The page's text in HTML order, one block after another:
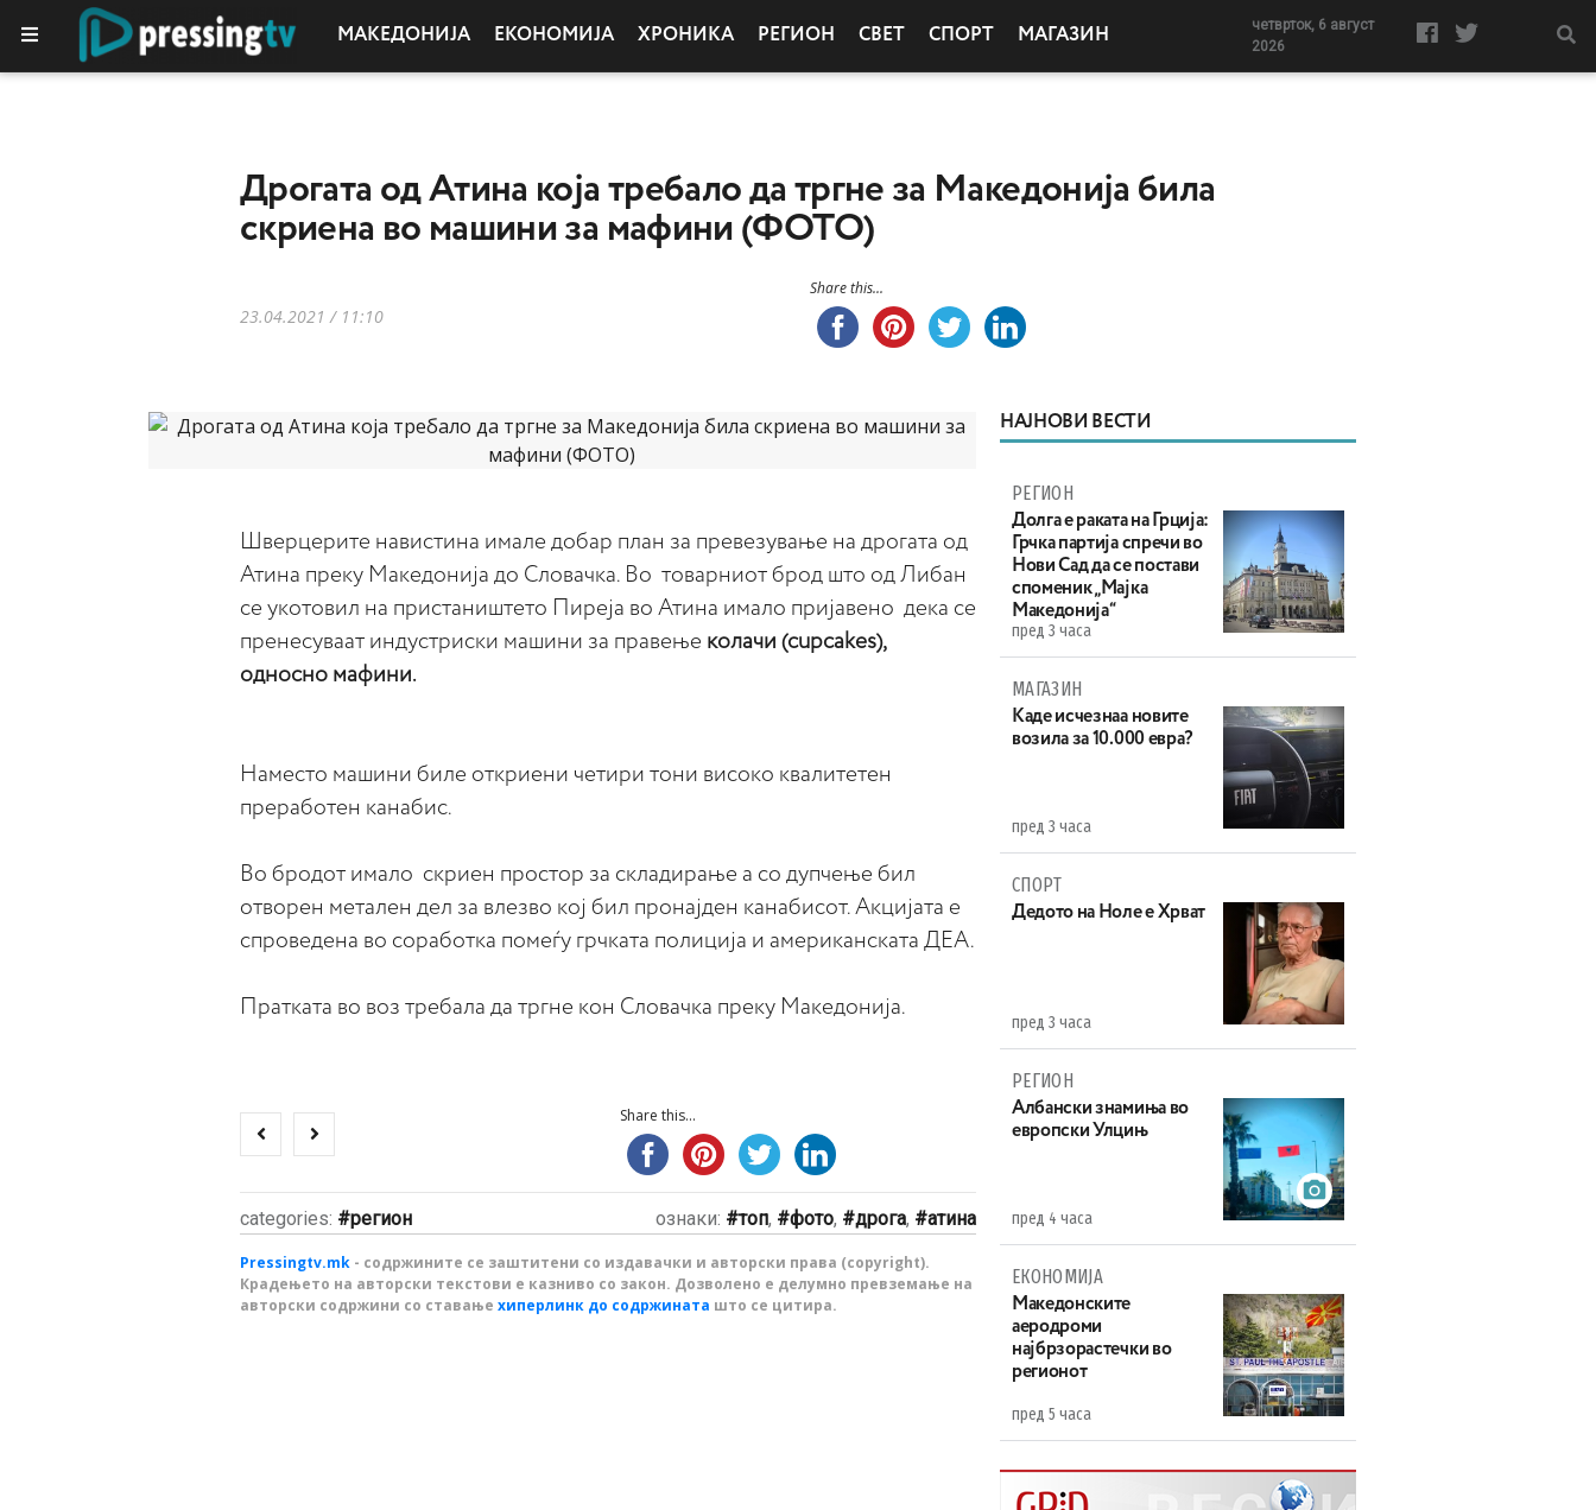
МАКЕДОНИЈА ЕКОНОМИЈА ХРОНИКА РЕГИОН СВЕТ СПОРТ МАГАЗИН
четврток, 6 август
2026
Дрогата од Атина која требало да тргне за Македонија била
скриена во машини за мафини (ФОТО)
23.04.2021 / 11:10
Share this...
Шверцерите навистина имале добар план за превезување на дрогата од
Атина преку Македонија до Словачка. Во товарниот брод што од Либан
се укотовил на пристаништето Пиреја во Атина имало пријавено дека се
пренесуваат индустриски машини за правење колачи (cupcakes),
односно мафини.
Наместо машини биле откриени четири тони високо квалитетен
преработен канабис.
Во бродот имало скриен простор за складирање а со дупчење бил
отворен метален дел за влезво кој бил пронајден канабисот. Акцијата е
спроведена во соработка помеѓу грчката полиција и американската ДЕА.
Пратката во воз требала да тргне кон Словачка преку Македонија.
Share this...
categories: регион ознаки: топ, фото, дрога, атина
Pressingtv.mk - содржините се заштитени со издавачки и авторски права (copyright).
Крадењето на авторски текстови е казниво со закон. Дозволено е делумно превземање на
авторски содржини со ставање хиперлинк до содржината што се цитира.
НАЈНОВИ ВЕСТИ
РЕГИОН
Долга е раката на Грција:
Грчка партија спречи во
Нови Сад да се постави
споменик „Мајка
Македонија“
пред 3 часа
МАГАЗИН
Каде исчезнаа новите
возила за 10.000 евра?
пред 3 часа
СПОРТ
Дедото на Ноле е Хрват
пред 3 часа
РЕГИОН
Aлбански знамиња во
европски Улцињ
пред 4 часа
ЕКОНОМИЈА
Maкедонските
аеродроми
најбрзорастечки во
регионот
пред 5 часа